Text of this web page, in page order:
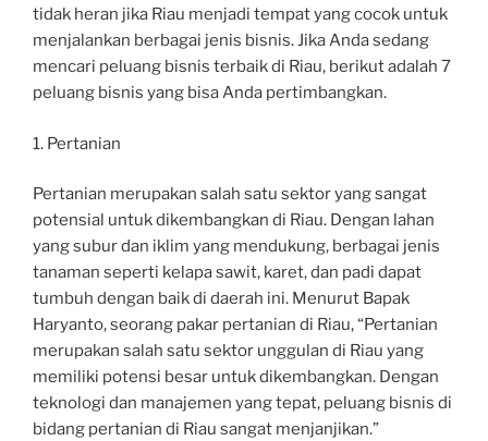
tidak heran jika Riau menjadi tempat yang cocok untuk
menjalankan berbagai jenis bisnis. Jika Anda sedang
mencari peluang bisnis terbaik di Riau, berikut adalah 7
peluang bisnis yang bisa Anda pertimbangkan.
1. Pertanian
Pertanian merupakan salah satu sektor yang sangat
potensial untuk dikembangkan di Riau. Dengan lahan
yang subur dan iklim yang mendukung, berbagai jenis
tanaman seperti kelapa sawit, karet, dan padi dapat
tumbuh dengan baik di daerah ini. Menurut Bapak
Haryanto, seorang pakar pertanian di Riau, “Pertanian
merupakan salah satu sektor unggulan di Riau yang
memiliki potensi besar untuk dikembangkan. Dengan
teknologi dan manajemen yang tepat, peluang bisnis di
bidang pertanian di Riau sangat menjanjikan.”